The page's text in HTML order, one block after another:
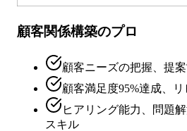
顧客関係構築のプロ
顧客ニーズの把握、提
顧客満足度95%達成、
ヒアリング能力、問題
スキル